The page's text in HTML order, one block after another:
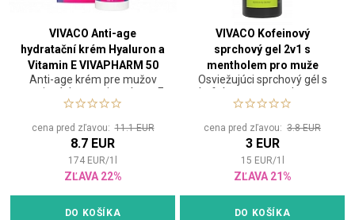
VIVACO Anti-age
hydratační krém Hyaluron a
Vitamin E VIVAPHARM 50
ml
Anti-age krém pre mužov
proti vráskam s vitamínom E
a kyselinou hyalurónovou.
cena pred zľavou:11.1 EUR
8.7 EUR
174 EUR/1
ZĽAVA 22%
DO KOŠÍKA
VIVACO Kofeinový
sprchový gel 2v1 s
mentholem pro muže
VIVAPHARM 200 ml
Osviežujúci sprchový gél s
kofeínom a mentolom na
telo aj vlasy
cena pred zľavou: 3.8 EUR
3 EUR
15 EUR/1
ZĽAVA 21%
DO KOŠÍKA